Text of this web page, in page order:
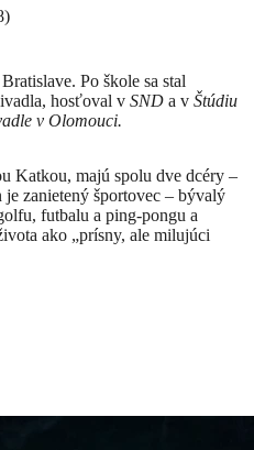
Po škole sa stal
hosťoval v SND a v Štúdiu
v Olomouci.
Katkou, majú spolu dve dcéry –
je zanietený športovec – bývalý
futbalu a ping-pongu a
ako „prísny, ale milujúci